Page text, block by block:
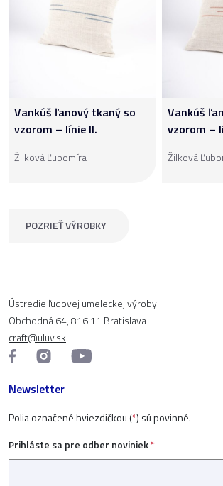
Vankúš ľanový tkaný so
vzorom – línie II.
Žilková Ľubomíra
Vankúš
vzorom –
Žilková
POZRIEŤ VÝROBKY
Ústredie ľudovej umeleckej výroby
Obchodná 64, 816 11 Bratislava
craft@uluv.sk
Newsletter
Polia označené hviezdičkou (*) sú povinné.
Prihláste sa pre odber noviniek*